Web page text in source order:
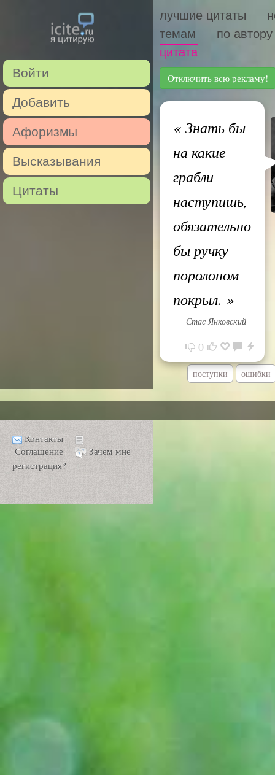
Войти
Добавить
Афоризмы
Высказывания
Цитаты
лучшие цитаты
темам
по автору
цитата
Отключить всю рекламу!
«Знать бы
на какие
грабли
наступишь,
обязательно
бы ручку
поролоном
покрыл. »
Стас Янковский
0
поступки ошибки
Контакты
Соглашение
Зачем мне
регистрация?